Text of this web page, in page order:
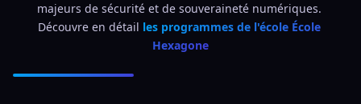
majeurs de sécurité et de souveraineté numériques.
Découvre en détail les programmes de l'école École
Hexagone